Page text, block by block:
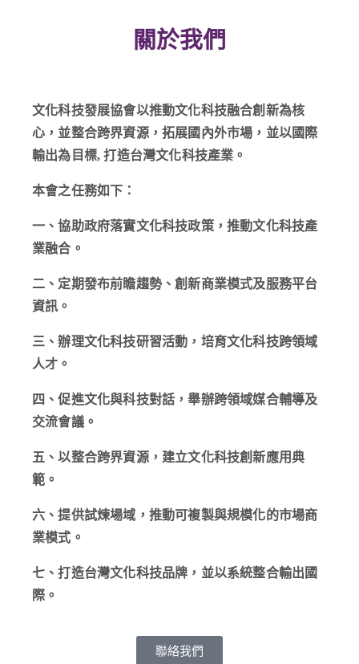
關於我們
文化科技發展協會以推動文化科技融合創新為核
心，並整合跨界資源，拓展國內外市場，並以國際
輸出為目標,打造台灣文化科技產業。
本會之任務如下：
一、協助政府落實文化科技政策，推動文化科技產
業融合。
二、定期發布前瞻趨勢、創新商業模式及服務平台
資訊。
三、辦理文化科技研習活動，培育文化科技跨領域
人才。
四、促進文化與科技對話，舉辦跨領域媒合輔導及
交流會議。
五、以整合跨界資源，建立文化科技創新應用典
範。
六、提供試煉場域，推動可複製與規模化的市場商
業模式。
七、打造台灣文化科技品牌，並以系統整合輸出國
際。
聯絡我們